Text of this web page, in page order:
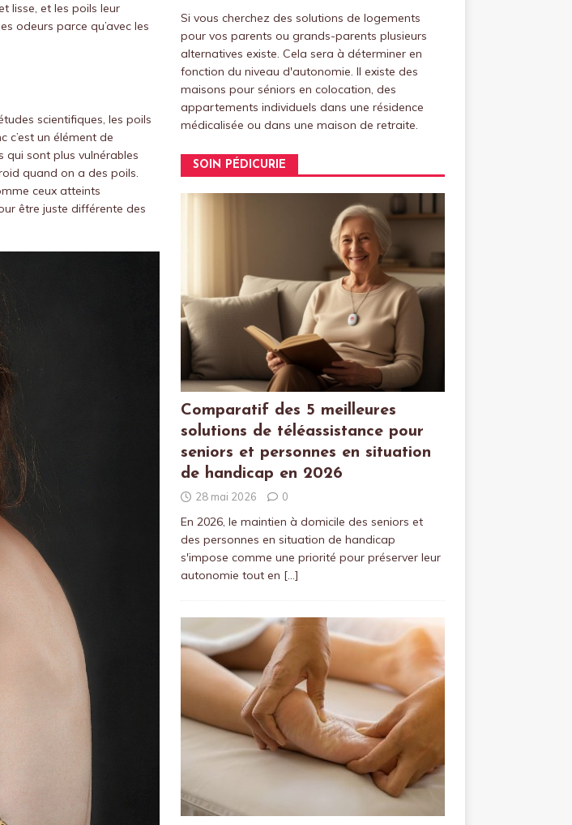
lisse, et les poils leur
odeurs parce qu’avec les
scientifiques, les poils
un élément de
qui sont plus vulnérables
quand on a des poils.
ceux atteints
être juste différente des
Si vous cherchez des solutions de logements
pour vos parents ou grands-parents plusieurs
alternatives existe. Cela sera à déterminer en
fonction du niveau d'autonomie. Il existe des
maisons pour séniors en colocation, des
appartements individuels dans une résidence
médicalisée ou dans une maison de retraite.
SOIN PÉDICURIE
Comparatif des 5 meilleures
solutions de téléassistance pour
seniors et personnes en situation
de handicap en 2026
28 mai 2026 0
En 2026, le maintien à domicile des seniors et
des personnes en situation de handicap
s'impose comme une priorité pour préserver leur
autonomie tout en […]